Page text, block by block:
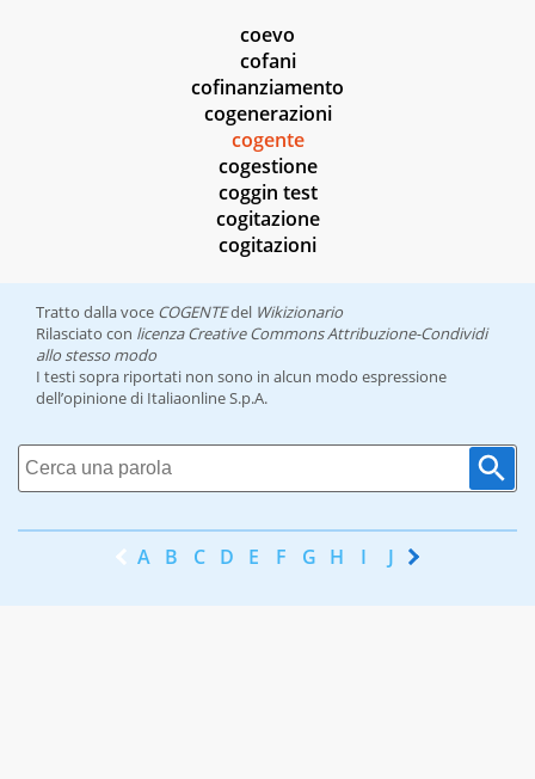
coevo
cofani
cofinanziamento
cogenerazioni
cogente
cogestione
coggin test
cogitazione
cogitazioni
Tratto dalla voce COGENTEdel Wikizionario
Rilasciato con licenza Creative Commons Attribuzione-Condividi
allo stesso modo
I testi sopra riportati non sono in alcun modo espressione
dell’opinione di Italiaonline S.p.A.
A B C D E F G H I J K